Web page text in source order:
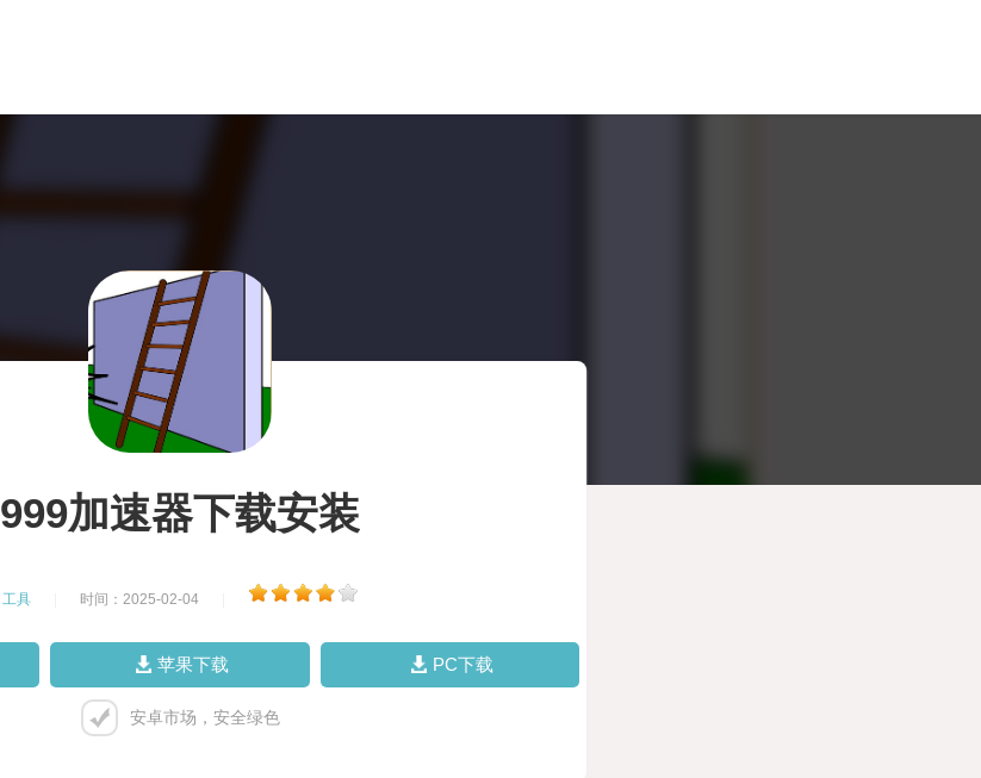
999加速器下载安装
工具 时间：2025-02-04
苹果下载 PC下载
安卓市场，安全绿色